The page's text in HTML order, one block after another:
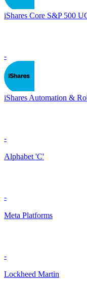
iShares Core S&P 500
-
iShares Automation &
-
Alphabet 'C'
-
Meta Platforms
-
Lockheed Martin